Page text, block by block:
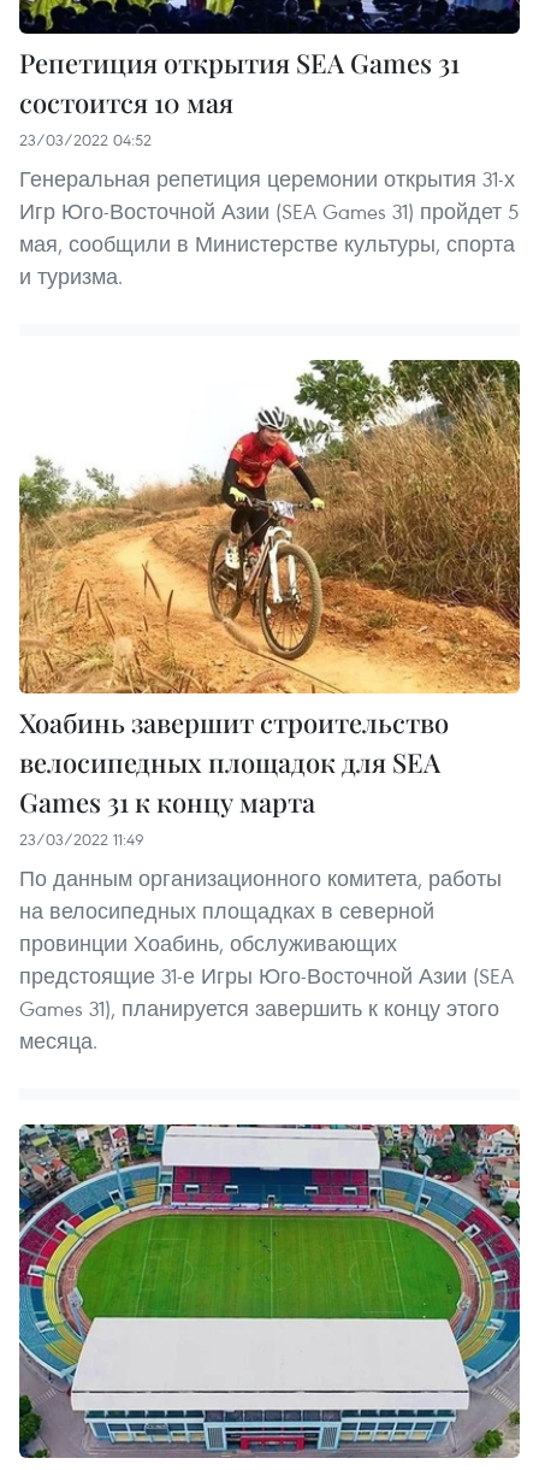
Репетиция открытия SEA Games 31
состоится 10 мая
23/03/2022 04:52
Генеральная репетиция церемонии открытия 31-х
Игр Юго-Восточной Азии (SEA Games 31) пройдет 5
мая, сообщили в Министерстве культуры, спорта
и туризма.
Хоабинь завершит строительство
велосипедных площадок для SEA
Games 31 к концу марта
23/03/2022 11:49
По данным организационного комитета, работы
на велосипедных площадках в северной
провинции Хоабинь, обслуживающих
предстоящие 31-е Игры Юго-Восточной Азии (SEA
Games 31), планируется завершить к концу этого
месяца.